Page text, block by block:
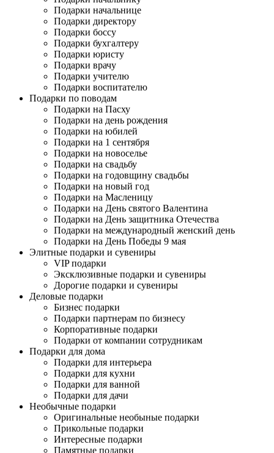
Подарки начальнице
Подарки директору
Подарки боссу
Подарки бухгалтеру
Подарки юристу
Подарки врачу
Подарки учителю
Подарки воспитателю
Подарки по поводам
Подарки на Пасху
Подарки на день рождения
Подарки на юбилей
Подарки на 1 сентября
Подарки на новоселье
Подарки на свадьбу
Подарки на годовщину свадьбы
Подарки на новый год
Подарки на Масленицу
Подарки на День святого Валентина
Подарки на День защитника Отечества
Подарки на международный женский день
Подарки на День Победы 9 мая
Элитные подарки и сувениры
VIP подарки
Эксклюзивные подарки и сувениры
Дорогие подарки и сувениры
Деловые подарки
Бизнес подарки
Подарки партнерам по бизнесу
Корпоративные подарки
Подарки от компании сотрудникам
Подарки для дома
Подарки для интерьера
Подарки для кухни
Подарки для ванной
Подарки для дачи
Необычные подарки
Оригинальные необыные подарки
Прикольные подарки
Интересные подарки
Памятные подарки